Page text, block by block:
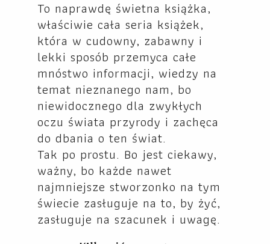
To naprawdę świetna książka,
właściwie cała seria książek,
która w cudowny, zabawny i
lekki sposób przemyca całe
mnóstwo informacji, wiedzy na
temat nieznanego nam, bo
niewidocznego dla zwykłych
oczu świata przyrody i zachęca
do dbania o ten świat.
Tak po prostu. Bo jest ciekawy,
ważny, bo każde nawet
najmniejsze stworzonko na tym
świecie zasługuje na to, by żyć,
zasługuje na szacunek i uwagę.